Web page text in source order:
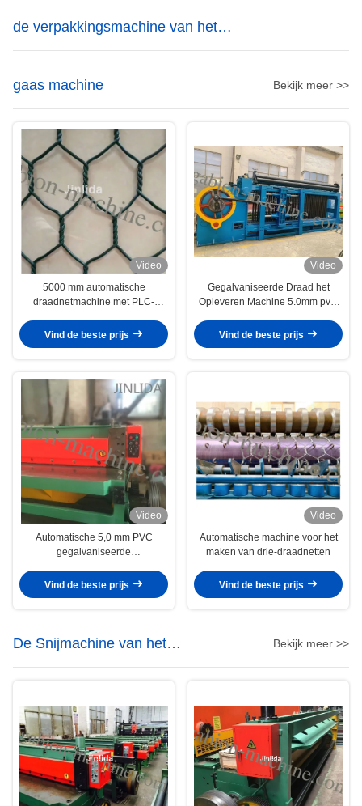
de verpakkingsmachine van het
gabionnetwerk
gaas machine
Bekijk meer >>
Video
5000 mm automatische
draadnetmachine met PLC-
Vind de beste prijs
Video
Gegalvaniseerde Draad het
Opleveren Machine 5.0mm pvc-
Netwerk voor Bouw
Vind de beste prijs
Video
Automatische 5,0 mm PVC
gegalvaniseerde
Vind de beste prijs
Video
Automatische machine voor het
maken van drie-draadnetten
Vind de beste prijs
De Snijmachine van het
draadnetwerk
Bekijk meer >>